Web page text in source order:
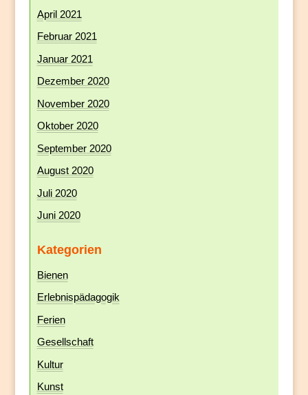
April 2021
Februar 2021
Januar 2021
Dezember 2020
November 2020
Oktober 2020
September 2020
August 2020
Juli 2020
Juni 2020
Kategorien
Bienen
Erlebnispädagogik
Ferien
Gesellschaft
Kultur
Kunst